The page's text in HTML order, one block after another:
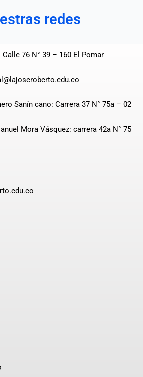
redes
76 N° 39 – 160 El Pomar
Sanín cano: Carrera 37 N° 75a – 02
Mora Vásquez: carrera 42a N° 75